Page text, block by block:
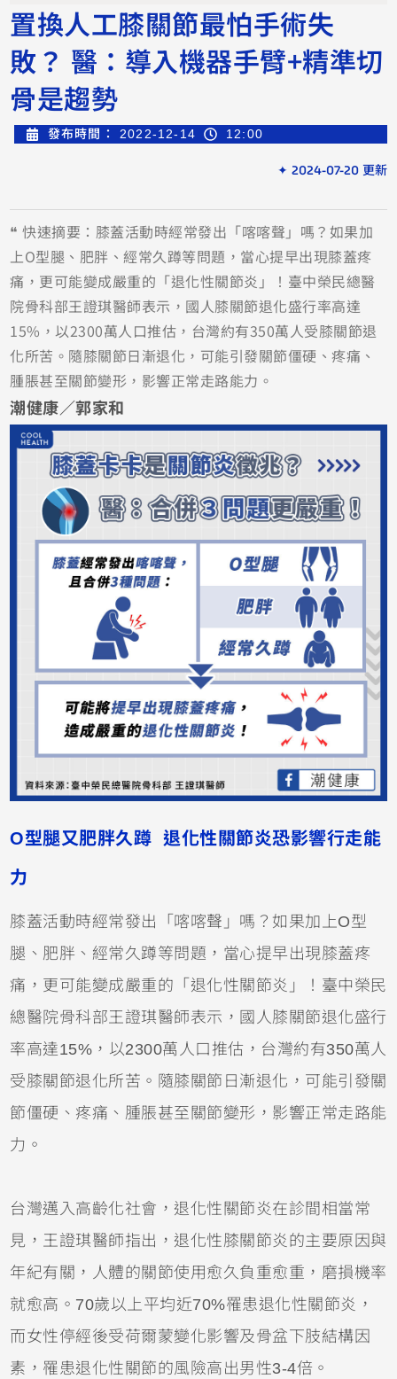
置換人工膝關節最怕手術失
敗？ 醫：導入機器手臂+精準切
骨是趨勢
發布時間： 2022-12-14 12:00
✦ 2024-07-20 更新
❝ 快速摘要：膝蓋活動時經常發出「喀喀聲」嗎？如果加
上O型腿、肥胖、經常久蹲等問題，當心提早出現膝蓋疼
痛，更可能變成嚴重的「退化性關節炎」！臺中榮民總醫
院骨科部王證琪醫師表示，國人膝關節退化盛行率高達
15%，以2300萬人口推估，台灣約有350萬人受膝關節退
化所苦。隨膝關節日漸退化，可能引發關節僵硬、疼痛、
腫脹甚至關節變形，影響正常走路能力。
潮健康／郭家和
O型腿又肥胖久蹲 退化性關節炎恐影響行走能
力
膝蓋活動時經常發出「喀喀聲」嗎？如果加上O型
腿、肥胖、經常久蹲等問題，當心提早出現膝蓋疼
痛，更可能變成嚴重的「退化性關節炎」！臺中榮民
總醫院骨科部王證琪醫師表示，國人膝關節退化盛行
率高達15%，以2300萬人口推估，台灣約有350萬人
受膝關節退化所苦。隨膝關節日漸退化，可能引發關
節僵硬、疼痛、腫脹甚至關節變形，影響正常走路能
力。
台灣邁入高齡化社會，退化性關節炎在診間相當常
見，王證琪醫師指出，退化性膝關節炎的主要原因與
年紀有關，人體的關節使用愈久負重愈重，磨損機率
就愈高。70歲以上平均近70%罹患退化性關節炎，
而女性停經後受荷爾蒙變化影響及骨盆下肢結構因
素，罹患退化性關節的風險高出男性3-4倍。